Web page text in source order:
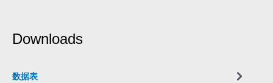
Downloads
数据表